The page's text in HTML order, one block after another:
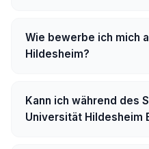
Wie bewerbe ich mich
Hildesheim?
Kann ich während des
Universität Hildesheim